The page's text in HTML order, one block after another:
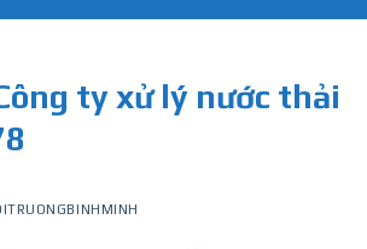
ty xử lý nước thải